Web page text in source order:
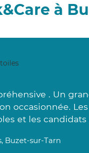
à
. Un
occasionnée.
et les candidats
Buzet-sur-Tarn